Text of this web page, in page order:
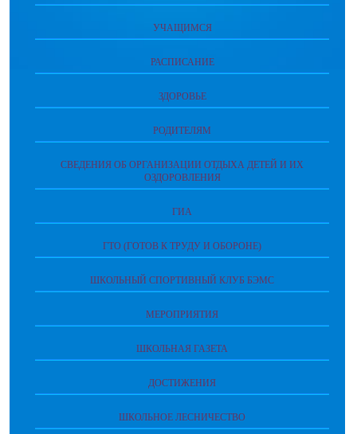
УЧАЩИМСЯ
РАСПИСАНИЕ
ЗДОРОВЬЕ
РОДИТЕЛЯМ
СВЕДЕНИЯ ОБ ОРГАНИЗАЦИИ ОТДЫХА ДЕТЕЙ И ИХ
ОЗДОРОВЛЕНИЯ
ГИА
ГТО (ГОТОВ К ТРУДУ И ОБОРОНЕ)
ШКОЛЬНЫЙ СПОРТИВНЫЙ КЛУБ БЭМС
МЕРОПРИЯТИЯ
ШКОЛЬНАЯ ГАЗЕТА
ДОСТИЖЕНИЯ
ШКОЛЬНОЕ ЛЕСНИЧЕСТВО